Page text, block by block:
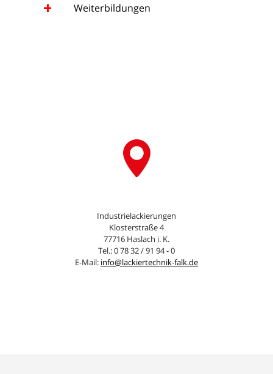
Weiterbildungen
Industrielackierungen
Klosterstraße 4
77716 Haslach i. K.
Tel.: 0 78 32 / 91 94 - 0
E-Mail: info@lackiertechnik-falk.de